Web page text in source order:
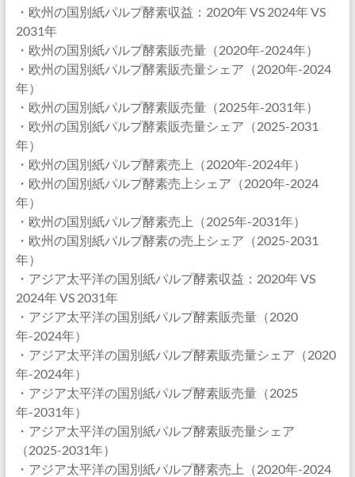
・欧州の国別紙パルプ酵素収益：2020年 VS 2024年 VS
2031年
・欧州の国別紙パルプ酵素販売量（2020年-2024年）
・欧州の国別紙パルプ酵素販売量シェア（2020年-2024
年）
・欧州の国別紙パルプ酵素販売量（2025年-2031年）
・欧州の国別紙パルプ酵素販売量シェア（2025-2031
年）
・欧州の国別紙パルプ酵素売上（2020年-2024年）
・欧州の国別紙パルプ酵素売上シェア（2020年-2024
年）
・欧州の国別紙パルプ酵素売上（2025年-2031年）
・欧州の国別紙パルプ酵素の売上シェア（2025-2031
年）
・アジア太平洋の国別紙パルプ酵素収益：2020年 VS
2024年 VS 2031年
・アジア太平洋の国別紙パルプ酵素販売量（2020
年-2024年）
・アジア太平洋の国別紙パルプ酵素販売量シェア（2020
年-2024年）
・アジア太平洋の国別紙パルプ酵素販売量（2025
年-2031年）
・アジア太平洋の国別紙パルプ酵素販売量シェア
（2025-2031年）
・アジア太平洋の国別紙パルプ酵素売上（2020年-2024